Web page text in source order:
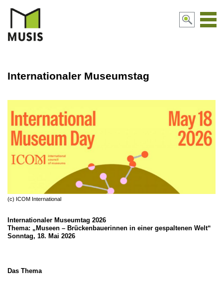
Internationaler Museumstag
(c) ICOM International
Internationaler Museumtag 2026
Thema: „Museen – Brückenbauerinnen in einer gespaltenen Welt“
Sonntag, 18. Mai 2026
Das Thema